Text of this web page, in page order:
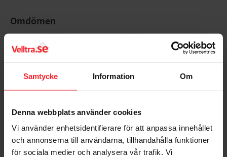
Samtycke Information Om
Denna webbplats använder cookies
Vi använder enhetsidentifierare för att anpassa innehållet
och annonserna till användarna, tillhandahålla funktioner
för sociala medier och analysera vår trafik. Vi
Omdömen
Bli den första att lämna ett omdöme.